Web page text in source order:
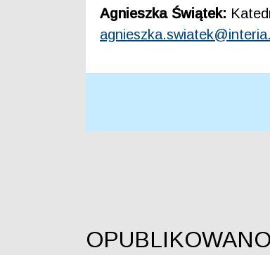
Agnieszka Świątek: